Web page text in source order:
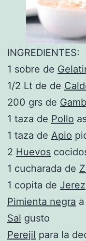
INGREDIENTES:
1 sobre de
1/2 Lt de de
200 grs de
1 taza de Pollo
1 taza de Apio
2 Huevos
1 cucharada de
1 copita de Jerez
Pimienta negra
Sal gusto
Perejil para la